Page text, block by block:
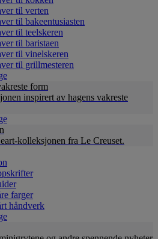
til verten
til bakeentusiasten
til teelskeren
til baristaen
til vinelskeren
til grillmesteren
form
inspirert av hagens vakreste
kolleksjonen fra Le Creuset.
farger
håndverk